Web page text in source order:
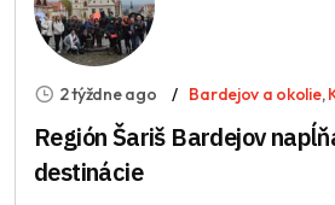
2 týždne ago Bardejov a okolie,
Región Šariš Bardejov
destinácie